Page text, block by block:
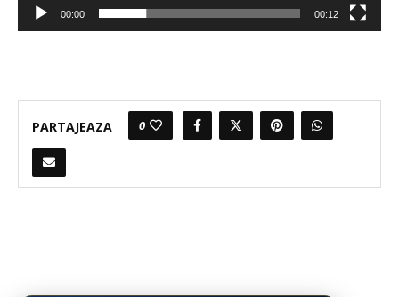
00:00 00:12
PARTAJEAZA 0